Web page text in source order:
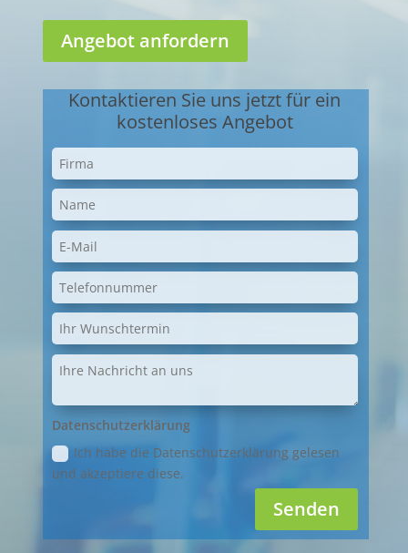
Angebot anfordern
Kontaktieren Sie uns jetzt für ein
kostenloses Angebot
Datenschutzerklärung
Ich habe die Datenschutzerklärung gelesen
und akzeptiere diese.
Senden